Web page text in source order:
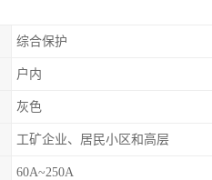
综合保护
户内
灰色
工矿企业、居民小区和高层
60A~250A